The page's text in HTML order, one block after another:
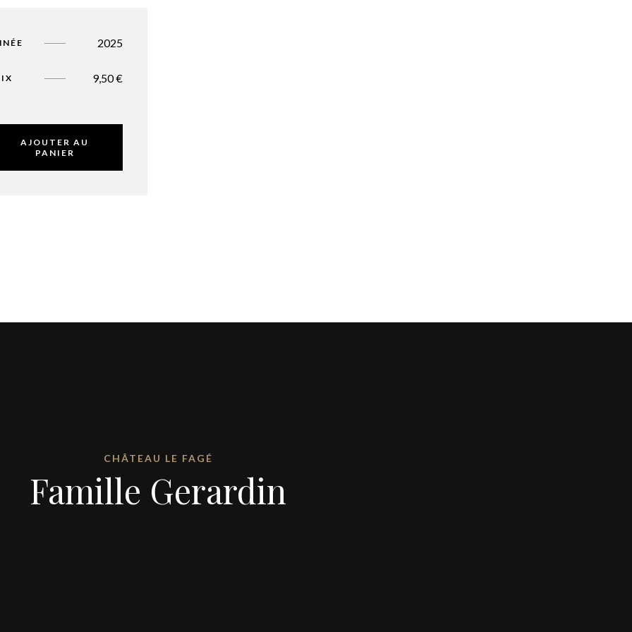
2025
9,50€
AJOUTER AU
PANIER
CHÂTEAU LE FAGÉ
Famille Gerardin